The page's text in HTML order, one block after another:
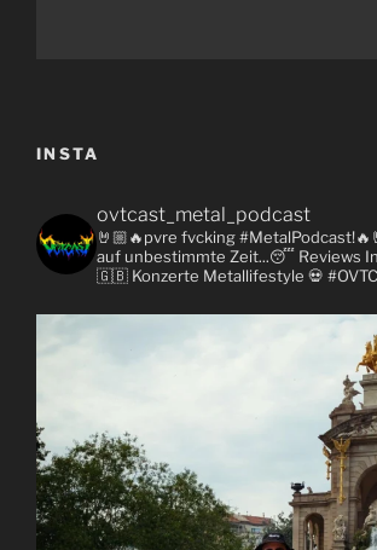
INSTA
ovtcast_metal_podcast
🤘🏼🔥pvre fvcking
auf unbestimmte Zeit...😴 Reviews
🇬🇧 Konzerte Metallifestyle 💀